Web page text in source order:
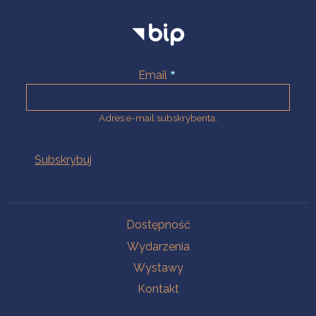
Email
Adres e-mail subskrybenta.
Dostępność
Wydarzenia
Wystawy
Kontakt